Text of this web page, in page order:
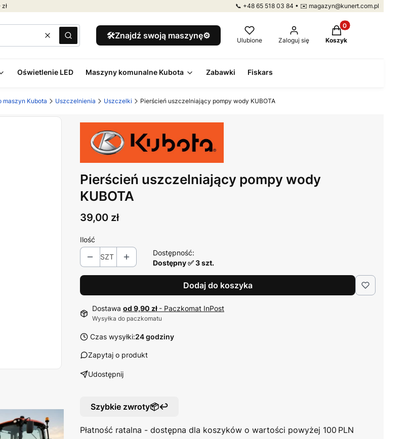
📞 +48 65 518 03 84 • ✉️ magazyn@kunert.com.pl
WyczyśćSzukaj 🛠️Znajdź swoją maszynę⚙️ Ulubione Zaloguj się
Produkty w koszyku:
Koszyk
Oświetlenie LED Maszyny komunalne Kubota Zabawki Fiskars
maszyn Kubota Uszczelnienia Uszczelki Pierścień uszczelniający pompy wody KUBOTA
Pierścień uszczelniający pompy wody
KUBOTA
Cena
39,00 zł
Ilość
SZT
Dostępność:
Dostępny ✅ 3 szt.
Dodaj do koszyka
Dostawa od 9,90 zł - Paczkomat InPost
Wysyłka do paczkomatu
Czas wysyłki:24 godziny
Zapytaj o produkt
Udostępnij
Szybkie zwroty📦↩️
Płatność ratalna - dostępna dla koszyków o wartości powyżej 100 PLN